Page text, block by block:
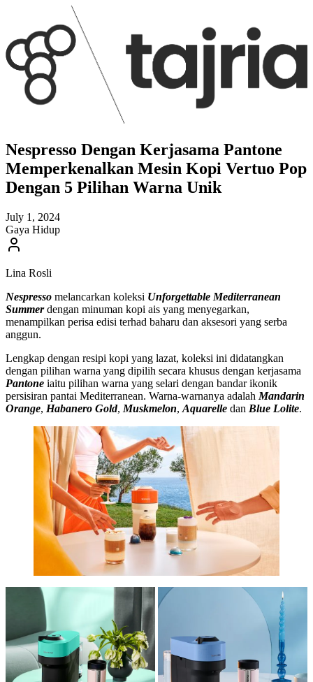
Nespresso Dengan Kerjasama Pantone
Memperkenalkan Mesin Kopi Vertuo Pop
Dengan 5 Pilihan Warna Unik
July 1, 2024
Gaya Hidup
Lina Rosli
Nespresso melancarkan koleksi Unforgettable Mediterranean
Summerdengan minuman kopi ais yang menyegarkan,
menampilkan perisa edisi terhad baharu dan aksesori yang serba
anggun.
Lengkap dengan resipi kopi yang lazat, koleksi ini didatangkan
dengan pilihan warna yang dipilih secara khusus dengan kerjasama
Pantone iaitu pilihan warna yang selari dengan bandar ikonik
persisiran pantai Mediterranean. Warna-warnanya adalah Mandarin
Orange, Habanero Gold, Muskmelon, Aquarelle dan Blue Lolite.